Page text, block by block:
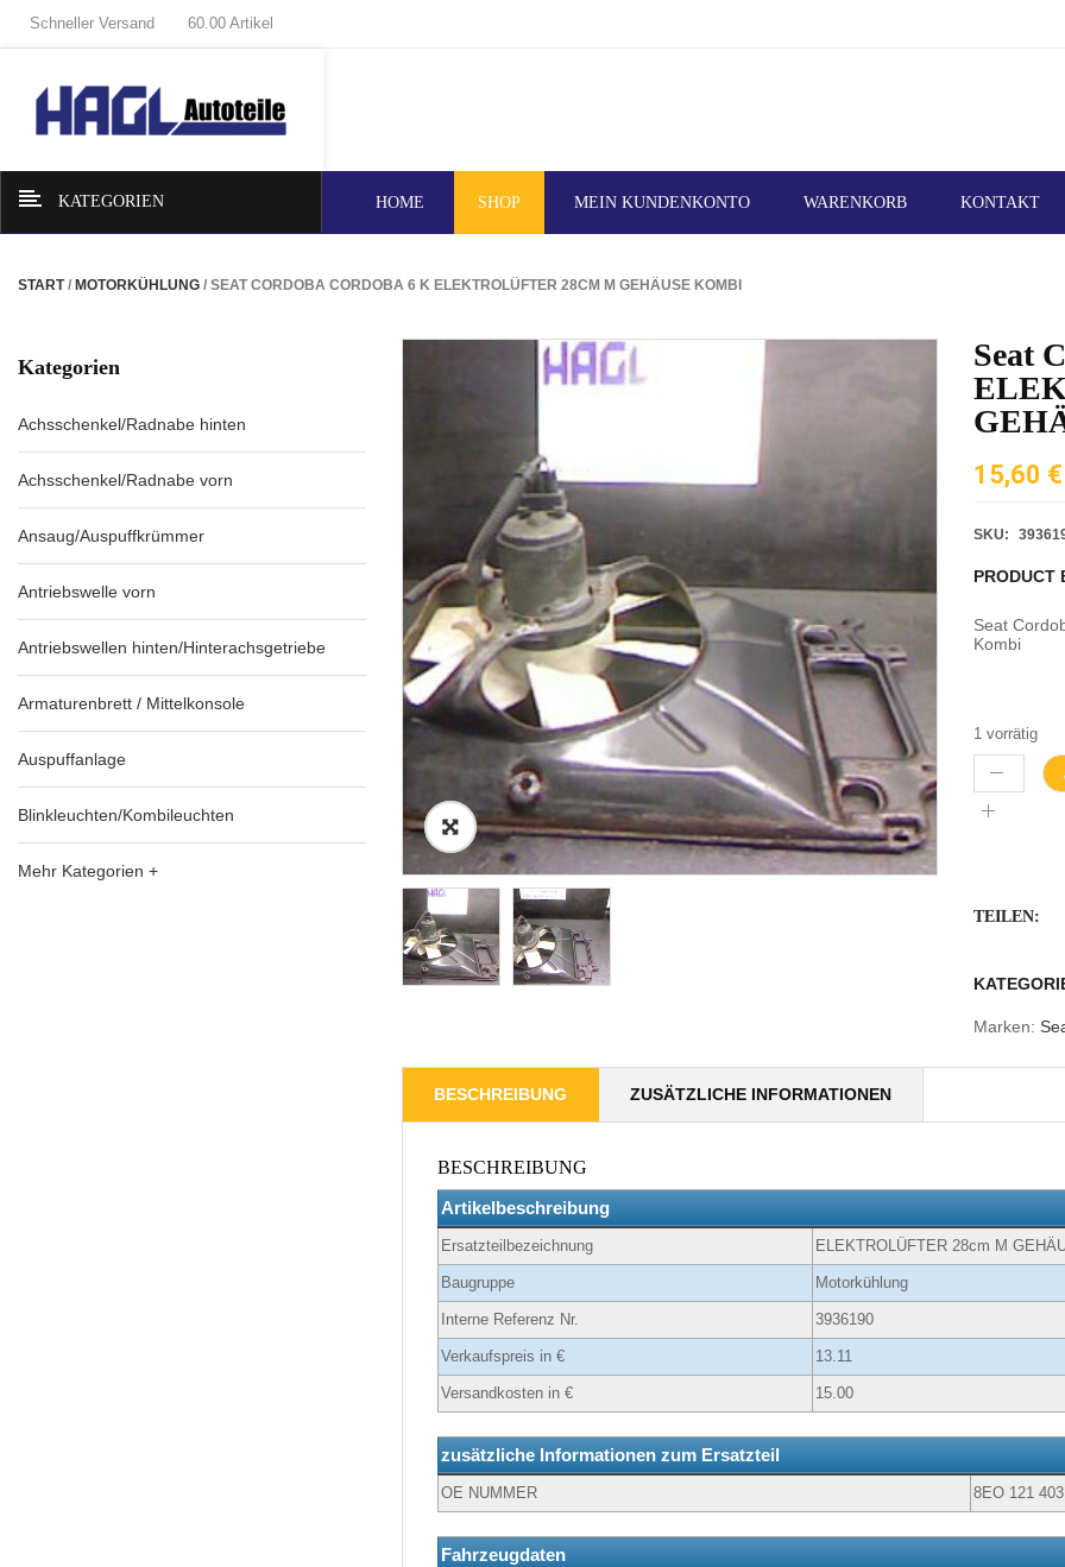
Schneller Versand 60.00 Artikel
KATEGORIEN HOME SHOP MEIN KUNDENKONTO WARENKORB KONTAKT
START/ MOTORKÜHLUNG / SEAT CORDOBA CORDOBA 6 K ELEKTROLÜFTER 28CM M GEHÄUSE KOMBI
Kategorien
Achsschenkel/Radnabe hinten
Achsschenkel/Radnabe vorn
Ansaug/Auspuffkrümmer
Antriebswelle vorn
Antriebswellen hinten/Hinterachsgetriebe
Armaturenbrett / Mittelkonsole
Auspuffanlage
Blinkleuchten/Kombileuchten
Mehr Kategorien +
Seat
15,60 €
SKU:
PRODUCT
Seat
Kombi
1 vorrätig
TEILEN:
Marken:
BESCHREIBUNG ZUSÄTZLICHE INFORMATIONEN
BESCHREIBUNG
Artikelbeschreibung
Ersatzteilbezeichnung ELEKTROLÜFTER 28cm M
Baugruppe Motorkühlung
Interne Referenz Nr. 3936190
Verkaufspreis in € 13.11
Versandkosten in € 15.00
zusätzliche Informationen zum Ersatzteil
OE NUMMER 8EO 121 403
Fahrzeugdaten